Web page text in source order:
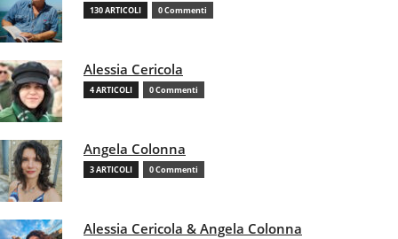
130 ARTICOLI 0 Commenti
Alessia Cericola
4 ARTICOLI 0 Commenti
Angela Colonna
3 ARTICOLI 0 Commenti
Alessia Cericola & Angela Colonna